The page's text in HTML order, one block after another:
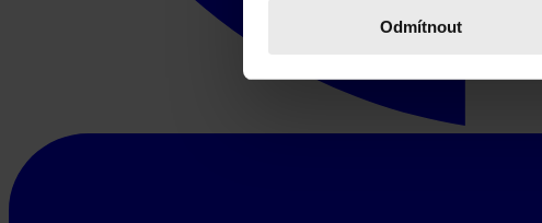
Odmítnout